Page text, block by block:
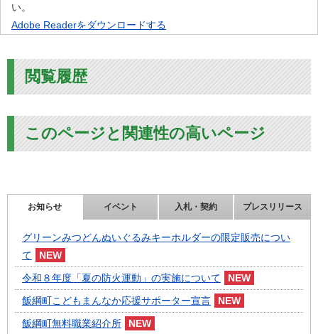
い。
Adobe Readerをダウンロードする
閲覧履歴
このページと関連性の高いページ
お知らせ イベント 入札・契約 プレスリリース
グリーンみつどんぬいぐるみキーホルダーの限定販売につい
て
令和８年度「夏の防火運動」の実施について
飯綱町こどもまんなか応援サポーター宣言
飯綱町無料職業紹介所